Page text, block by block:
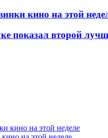
кино на этой
показал второй